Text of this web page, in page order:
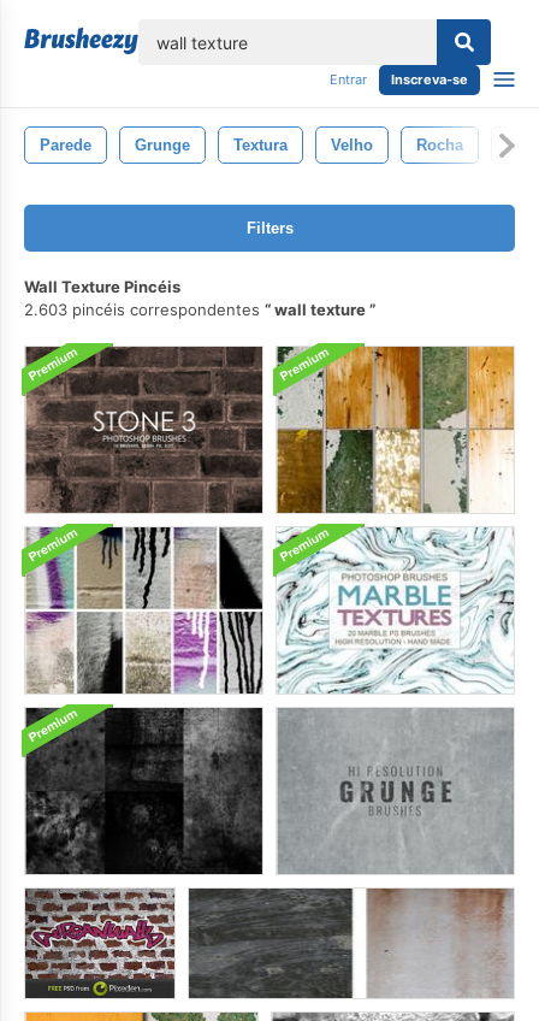
Entrar Inscreva-se
Parede Grunge Textura Velho Rocha
Filters
Wall Texture Pincéis
2.603 pincéis correspondentes
wall texture